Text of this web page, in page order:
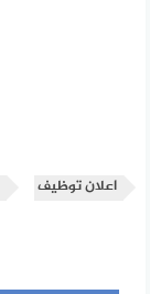
اعلان توظيف